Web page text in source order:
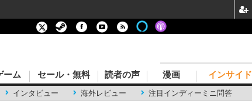
インタビュー 海外レビュー 注目インディーミニ問答
ーム セール・無料 読者の声 漫画 インサイド